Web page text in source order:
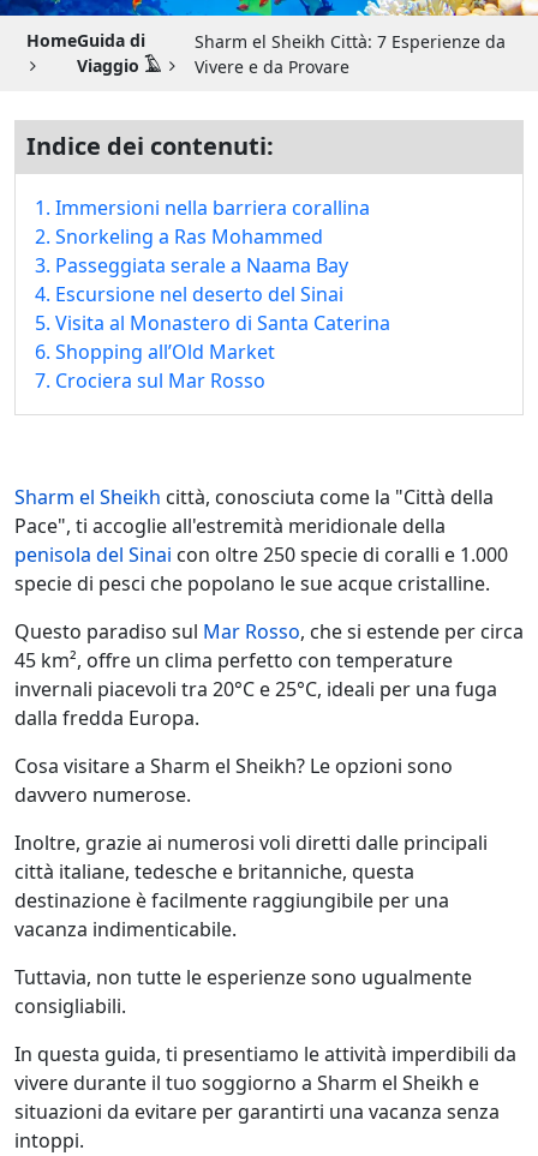
Guida di Viaggio 𓉔
Guida di Viaggio Giordania
HomeGuida di
Viaggio 𓄿
Sharm el Sheikh Città: 7 Esperienze da
Vivere e da Provare
Indice dei contenuti:
1. Immersioni nella barriera corallina
2. Snorkeling a Ras Mohammed
3. Passeggiata serale a Naama Bay
4. Escursione nel deserto del Sinai
5. Visita al Monastero di Santa Caterina
6. Shopping all’Old Market
7. Crociera sul Mar Rosso
Sharm el Sheikh città, conosciuta come la "Città della
Pace", ti accoglie all'estremità meridionale della
penisola del Sinai con oltre 250 specie di coralli e 1.000
specie di pesci che popolano le sue acque cristalline.
Questo paradiso sul Mar Rosso, che si estende per circa
45 km², offre un clima perfetto con temperature
invernali piacevoli tra 20°C e 25°C, ideali per una fuga
dalla fredda Europa.
Cosa visitare a Sharm el Sheikh? Le opzioni sono
davvero numerose.
Inoltre, grazie ai numerosi voli diretti dalle principali
città italiane, tedesche e britanniche, questa
destinazione è facilmente raggiungibile per una
vacanza indimenticabile.
Tuttavia, non tutte le esperienze sono ugualmente
consigliabili.
In questa guida, ti presentiamo le attività imperdibili da
vivere durante il tuo soggiorno a Sharm el Sheikh e
situazioni da evitare per garantirti una vacanza senza
intoppi.